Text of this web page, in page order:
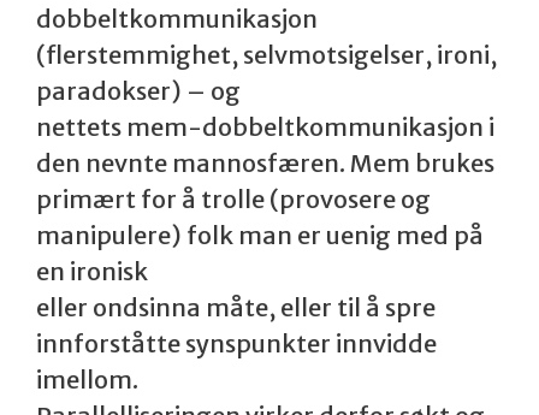
dobbeltkommunikasjon
(flerstemmighet, selvmotsigelser, ironi,
paradokser) – og
nettets mem-dobbeltkommunikasjon i
den nevnte mannosfæren. Mem brukes
primært for å trolle (provosere og
manipulere) folk man er uenig med på
en ironisk
eller ondsinna måte, eller til å spre
innforståtte synspunkter innvidde
imellom.